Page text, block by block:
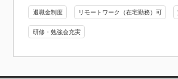
退職金制度 リモートワーク（在宅勤務）可
研修・勉強会充実